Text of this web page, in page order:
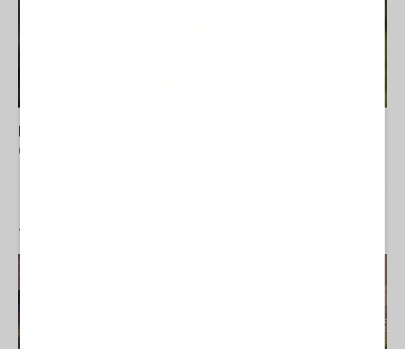
Halloween e il fascismo
03 Novembre 2025 09:00
#